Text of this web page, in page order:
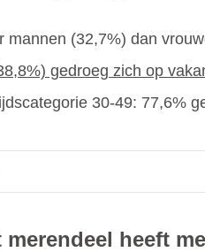
mannen (32,7%) dan
gedroeg zich op
30-49: 77,6%
merendeel heeft